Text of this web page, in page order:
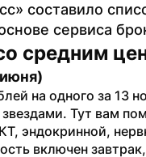
составило
сервиса
средним
на одного за 13
Тут вам
эндокринной,
включен